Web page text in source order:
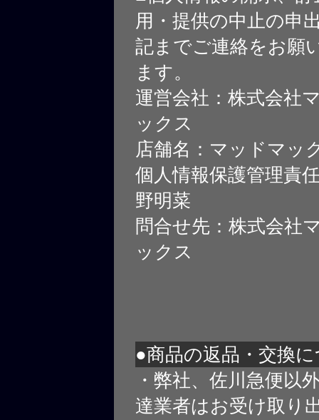
用・提供の中止の申
記までご連絡をお願
ます。
運営会社：株式会社
ックス
店舗名：マッドマッ
個人情報保護管理責
野明菜
問合せ先：株式会社
ックス
●商品の返品・交換
・弊社、佐川急便以
達業者はお受け取り